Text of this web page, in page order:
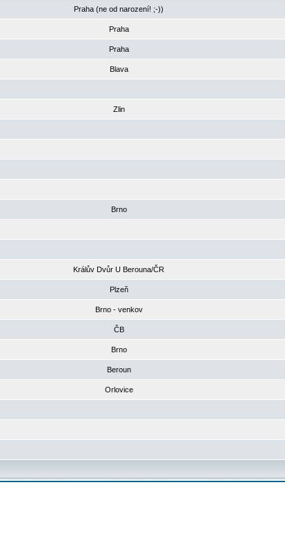
Praha (ne od narození! ;-))
Praha
Praha
Blava
Zlin
Brno
Králův Dvůr U Berouna/ČR
Plzeň
Brno - venkov
ČB
Brno
Beroun
Orlovice